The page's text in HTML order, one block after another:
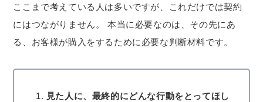
ここまで考えている人は多いですが、これだけでは契約
にはつながりません。 本当に必要なのは、その先にあ
る、お客様が購入をするために必要な判断材料です。
見た人に、最終的にどんな行動をとってほし